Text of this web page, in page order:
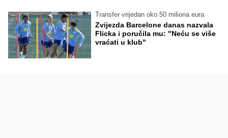
Transfer vrijedan oko 50 miliona eura
Zvijezda Barcelone danas nazvala
Flicka i poručila mu: "Neću se više
vraćati u klub"